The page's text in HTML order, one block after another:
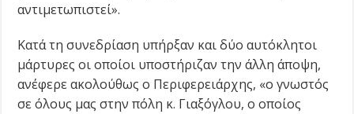
αντιμετωπιστεί».
Κατά τη συνεδρίαση υπήρξαν και δύο αυτόκλητοι
μάρτυρες οι οποίοι υποστήριζαν την άλλη άποψη,
ανέφερε ακολούθως ο Περιφερειάρχης, «ο γνωστός
σε όλους μας στην πόλη κ. Γιαξόγλου, ο οποίος